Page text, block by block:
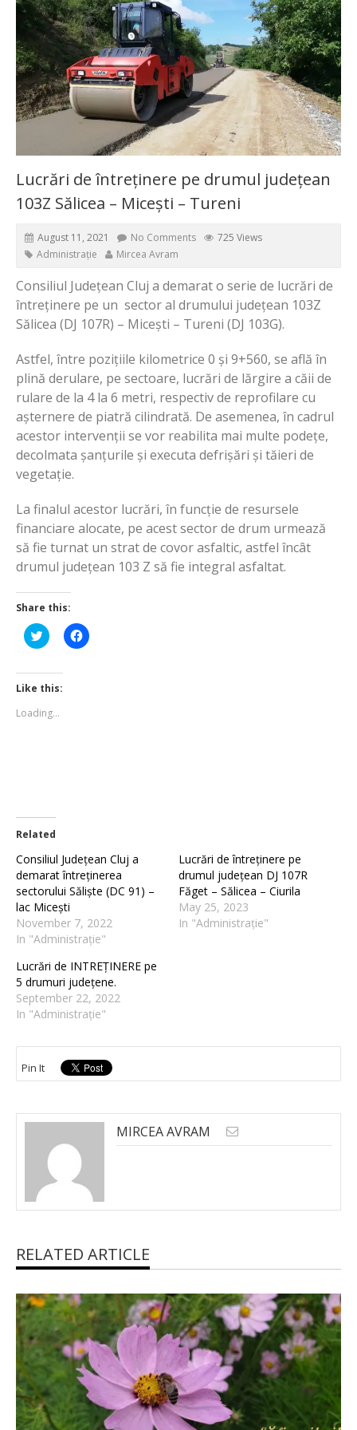
Lucrări de întreținere pe drumul județean
103Z Sălicea – Micești – Tureni
August 11, 2021 No Comments
725 Views
Administrație
Mircea Avram
Consiliul Județean Cluj a demarat o serie de lucrări de
întreținere pe un sector al drumului județean 103Z
Sălicea (DJ 107R) – Micești – Tureni (DJ 103G).
Astfel, între pozițiile kilometrice 0 și 9+560, se află în
plină derulare, pe sectoare, lucrări de lărgire a căii de
rulare de la 4 la 6 metri, respectiv de reprofilare cu
așternere de piatră cilindrată. De asemenea, în cadrul
acestor intervenții se vor reabilita mai multe podețe,
decolmata șanțurile și executa defrișări și tăieri de
vegetație.
La finalul acestor lucrări, în funcție de resursele
financiare alocate, pe acest sector de drum urmează
să fie turnat un strat de covor asfaltic, astfel încât
drumul județean 103 Z să fie integral asfaltat.
Share this:
Click
to
Twitter
(Opens
in
window)
Click
to
Like this:
Loading...
Related
Consiliul Județean Cluj a
demarat întreținerea
sectorului Săliște (DC 91) –
lac Micești
November 7, 2022
In "Administrație"
Lucrări de întreținere pe
drumul județean DJ 107R
Făget – Sălicea – Ciurila
May 25, 2023
In "Administrație"
Lucrări de INTREȚINERE pe
5 drumuri județene.
September 22, 2022
In "Administrație"
Pin It
MIRCEA AVRAM
RELATED ARTICLE